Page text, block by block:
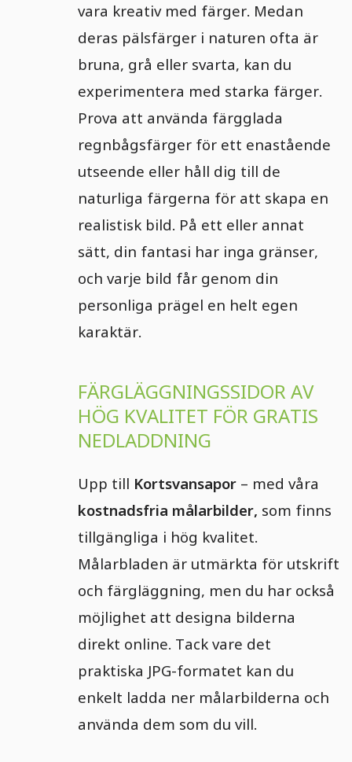
vara kreativ med färger. Medan
deras pälsfärger i naturen ofta är
bruna, grå eller svarta, kan du
experimentera med starka färger.
Prova att använda färgglada
regnbågsfärger för ett enastående
utseende eller håll dig till de
naturliga färgerna för att skapa en
realistisk bild. På ett eller annat
sätt, din fantasi har inga gränser,
och varje bild får genom din
personliga prägel en helt egen
karaktär.
FÄRGLÄGGNINGSSIDOR AV
HÖG KVALITET FÖR GRATIS
NEDLADDNING
Upp till Kortsvansapor – med våra
kostnadsfria målarbilder, som finns
tillgängliga i hög kvalitet.
Målarbladen är utmärkta för utskrift
och färgläggning, men du har också
möjlighet att designa bilderna
direkt online. Tack vare det
praktiska JPG-formatet kan du
enkelt ladda ner målarbilderna och
använda dem som du vill.